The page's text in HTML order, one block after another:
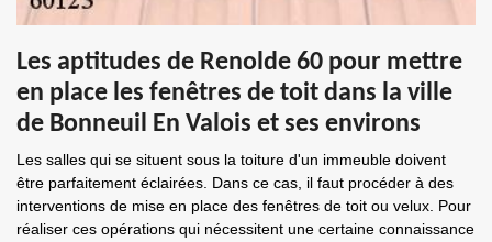
Les aptitudes de Renolde 60 pour mettre
en place les fenêtres de toit dans la ville
de Bonneuil En Valois et ses environs
Les salles qui se situent sous la toiture d'un immeuble doivent
être parfaitement éclairées. Dans ce cas, il faut procéder à des
interventions de mise en place des fenêtres de toit ou velux. Pour
réaliser ces opérations qui nécessitent une certaine connaissance